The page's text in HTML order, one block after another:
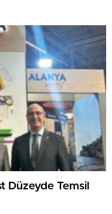
Düzeyde Temsil